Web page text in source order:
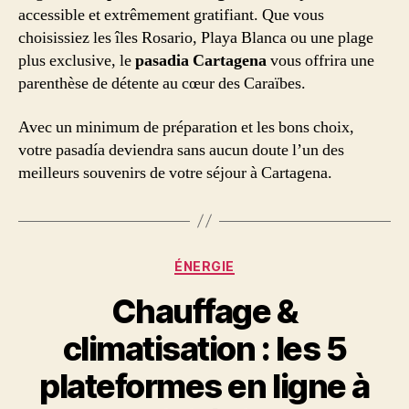
accessible et extrêmement gratifiant. Que vous
choisissiez les îles Rosario, Playa Blanca ou une plage
plus exclusive, lepasadia Cartagenavous offrira une
parenthèse de détente au cœur des Caraïbes.
Avec un minimum de préparation et les bons choix,
votre pasadía deviendra sans aucun doute l’un des
meilleurs souvenirs de votre séjour à Cartagena.
Categories
ÉNERGIE
Chauffage &
climatisation : les 5
plateformes en ligne à